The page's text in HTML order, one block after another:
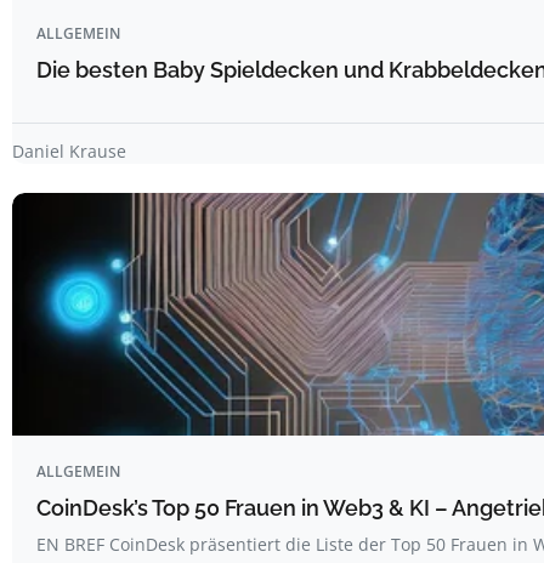
ALLGEMEIN
Die besten Baby Spieldecken und
Daniel Krause
ALLGEMEIN
CoinDesk’s Top 50 Frauen in Web3 & KI –
EN BREF CoinDesk präsentiert die Liste der Top 50 Frauen in